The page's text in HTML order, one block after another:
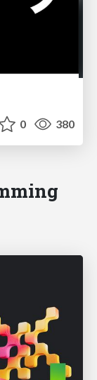
0 380